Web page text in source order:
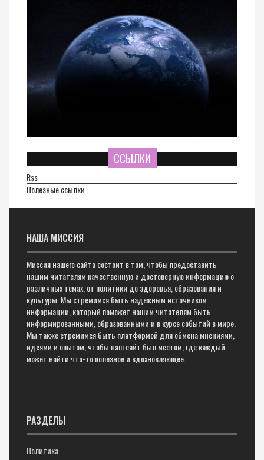
ССЫЛКИ
Rss
Полезные ссылки
НАША МИССИЯ
Миссия нашего сайта состоит в том, чтобы предоставить
нашим читателям качественную и достоверную информацию о
различных темах, от политики до здоровья, образования и
культуры. Мы стремимся быть надежным источником
информации, который поможет нашим читателям быть
информированными, образованными и в курсе событий в мире.
Мы также стремимся быть платформой для обмена мнениями,
идеями и опытом, чтобы наш сайт был местом, где каждый
может найти что-то полезное и вдохновляющее.
РАЗДЕЛЫ
Политика